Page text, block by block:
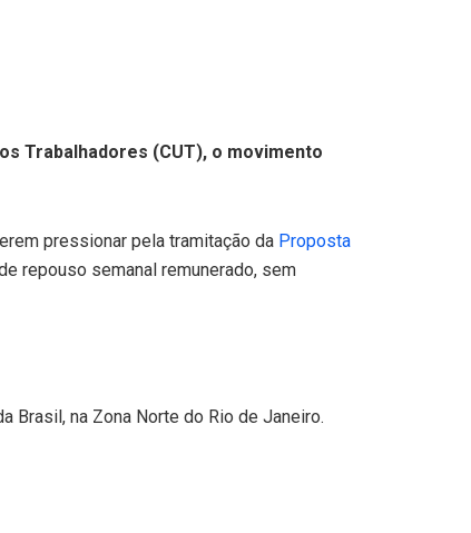
Trabalhadores (CUT), o movimento
pressionar pela tramitação da Proposta
repouso semanal remunerado, sem